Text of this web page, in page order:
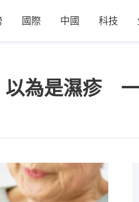
國際 中國 科技
以為是濕疹